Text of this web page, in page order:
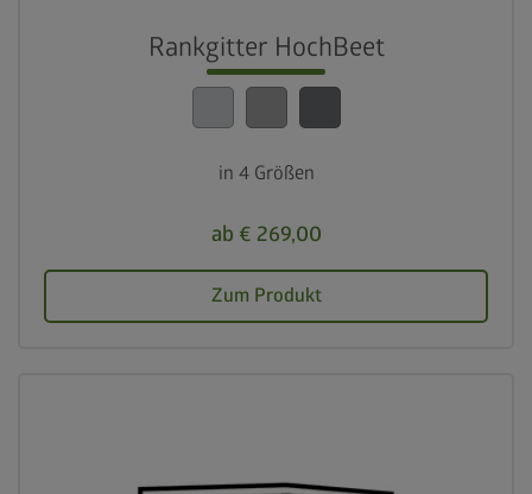
Rankgitter HochBeet
in 4 Größen
ab € 269,00
Zum Produkt